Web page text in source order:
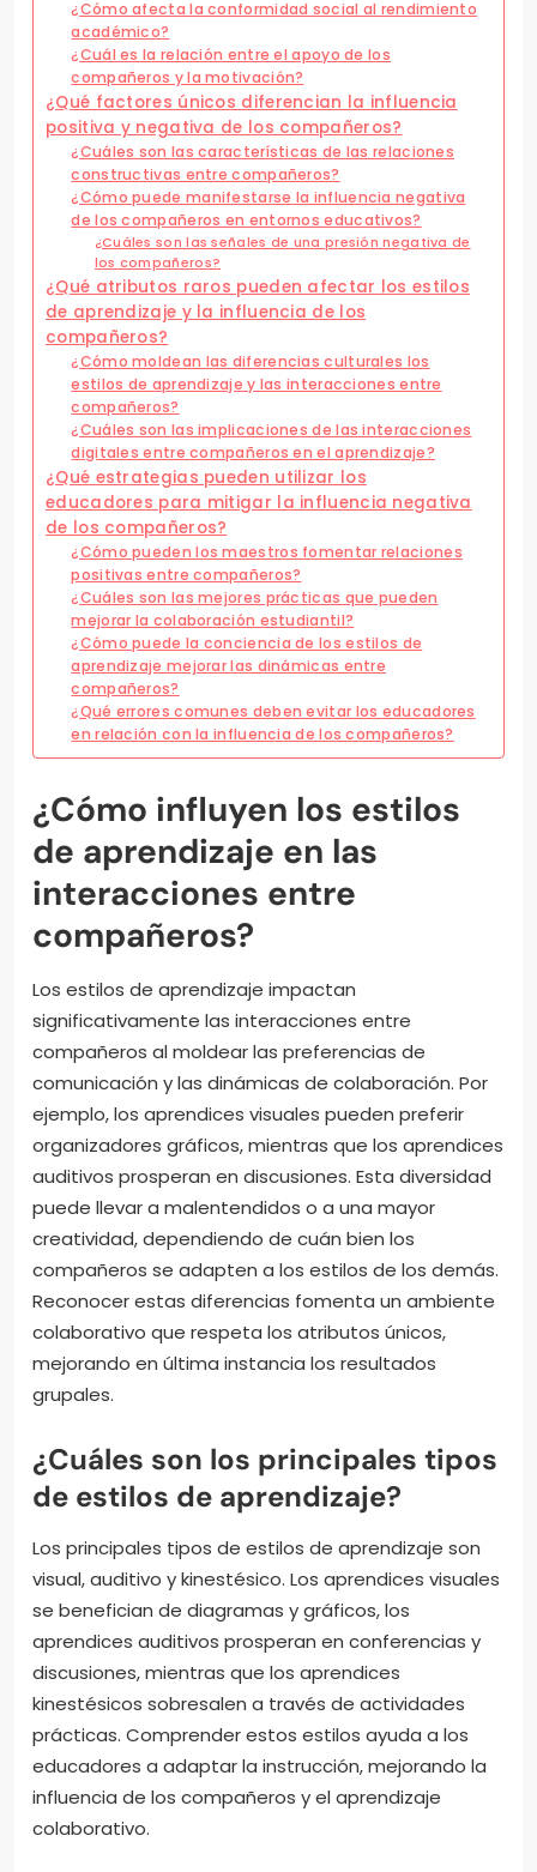
¿Cómo afecta la conformidad social al rendimiento
académico?
¿Cuál es la relación entre el apoyo de los
compañeros y la motivación?
¿Qué factores únicos diferencian la influencia
positiva y negativa de los compañeros?
¿Cuáles son las características de las relaciones
constructivas entre compañeros?
¿Cómo puede manifestarse la influencia negativa
de los compañeros en entornos educativos?
¿Cuáles son las señales de una presión negativa de
los compañeros?
¿Qué atributos raros pueden afectar los estilos
de aprendizaje y la influencia de los
compañeros?
¿Cómo moldean las diferencias culturales los
estilos de aprendizaje y las interacciones entre
compañeros?
¿Cuáles son las implicaciones de las interacciones
digitales entre compañeros en el aprendizaje?
¿Qué estrategias pueden utilizar los
educadores para mitigar la influencia negativa
de los compañeros?
¿Cómo pueden los maestros fomentar relaciones
positivas entre compañeros?
¿Cuáles son las mejores prácticas que pueden
mejorar la colaboración estudiantil?
¿Cómo puede la conciencia de los estilos de
aprendizaje mejorar las dinámicas entre
compañeros?
¿Qué errores comunes deben evitar los educadores
en relación con la influencia de los compañeros?
¿Cómo influyen los estilos
de aprendizaje en las
interacciones entre
compañeros?
Los estilos de aprendizaje impactan
significativamente las interacciones entre
compañeros al moldear las preferencias de
comunicación y las dinámicas de colaboración. Por
ejemplo, los aprendices visuales pueden preferir
organizadores gráficos, mientras que los aprendices
auditivos prosperan en discusiones. Esta diversidad
puede llevar a malentendidos o a una mayor
creatividad, dependiendo de cuán bien los
compañeros se adapten a los estilos de los demás.
Reconocer estas diferencias fomenta un ambiente
colaborativo que respeta los atributos únicos,
mejorando en última instancia los resultados
grupales.
¿Cuáles son los principales tipos
de estilos de aprendizaje?
Los principales tipos de estilos de aprendizaje son
visual, auditivo y kinestésico. Los aprendices visuales
se benefician de diagramas y gráficos, los
aprendices auditivos prosperan en conferencias y
discusiones, mientras que los aprendices
kinestésicos sobresalen a través de actividades
prácticas. Comprender estos estilos ayuda a los
educadores a adaptar la instrucción, mejorando la
influencia de los compañeros y el aprendizaje
colaborativo.